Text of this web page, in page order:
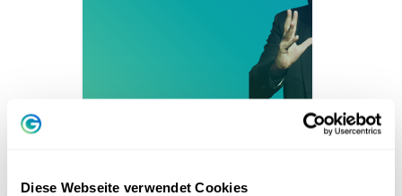
Diese Webseite verwendet Cookies